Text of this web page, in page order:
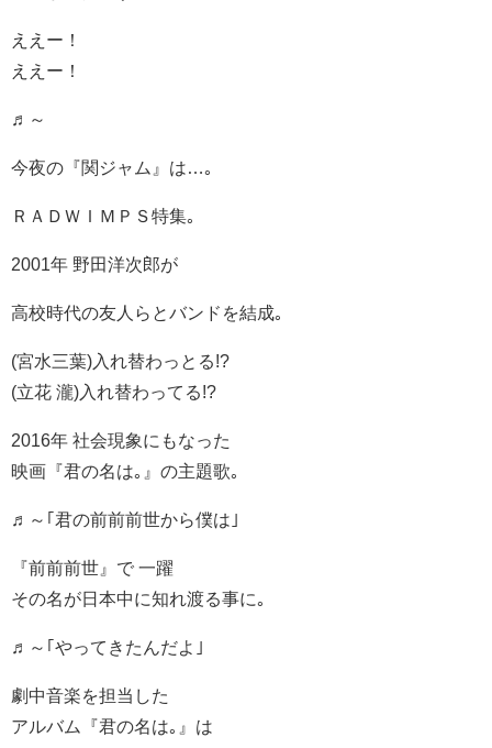
ええー！
ええー！
♬～
今夜の『関ジャム』は…｡
ＲＡＤＷＩＭＰＳ特集｡
2001年 野田洋次郎が
高校時代の友人らとバンドを結成｡
(宮水三葉)入れ替わっとる!?
(立花 瀧)入れ替わってる!?
2016年 社会現象にもなった
映画『君の名は｡』の主題歌｡
♬～｢君の前前前世から僕は｣
『前前前世』で 一躍
その名が日本中に知れ渡る事に｡
♬～｢やってきたんだよ｣
劇中音楽を担当した
アルバム『君の名は｡』は